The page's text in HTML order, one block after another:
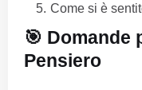
Come si è
🎯 Domande
Pensiero